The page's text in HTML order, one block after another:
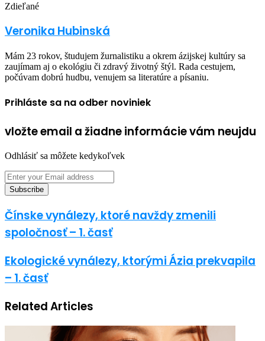
Facebook
Twitter
LinkedIn
Share
Email
Print
Zdieľané
via
Email
Veronika Hubinská
Mám 23 rokov, študujem žurnalistiku a okrem ázijskej kultúry sa
zaujímam aj o ekológiu či zdravý životný štýl. Rada cestujem,
počúvam dobrú hudbu, venujem sa literatúre a písaniu.
Prihláste sa na odber noviniek
vložte email a žiadne informácie vám neujdu
Odhlásiť sa môžete kedykoľvek
Enter
your
Email
address
Čínske vynálezy, ktoré navždy zmenili
spoločnosť – 1. časť
Ekologické vynálezy, ktorými Ázia prekvapila
– 1. časť
Related Articles